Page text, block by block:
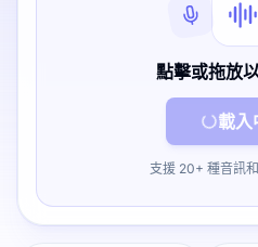
點擊或拖放
載入
支援 20+ 種音訊